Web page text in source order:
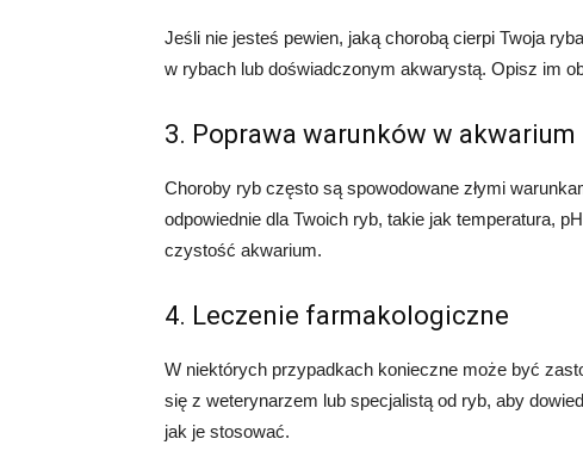
Jeśli nie jesteś pewien, jaką chorobą cierpi Twoja
w rybach lub doświadczonym akwarystą. Opisz im
3. Poprawa warunków w akwarium
Choroby ryb często są spowodowane złymi
odpowiednie dla Twoich ryb, takie jak temperatura,
czystość akwarium.
4. Leczenie farmakologiczne
W niektórych przypadkach konieczne może być
się z weterynarzem lub specjalistą od ryb, aby
jak je stosować.